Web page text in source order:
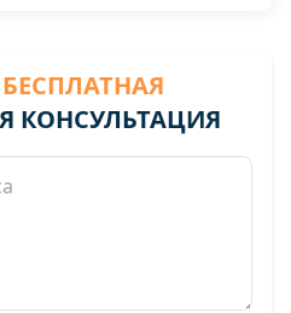
КОНСУЛЬТАЦИЯ